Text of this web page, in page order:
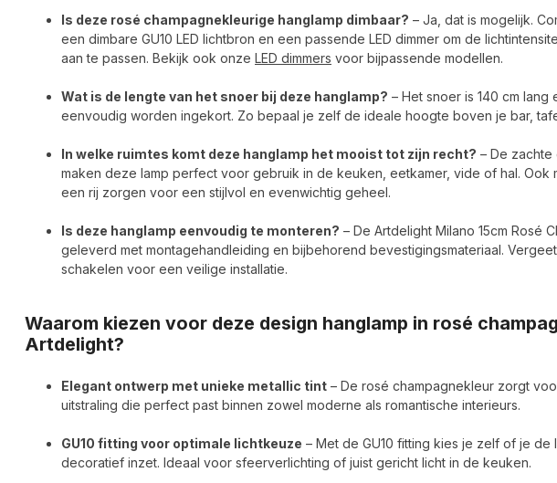
Is deze rosé champagnekleurige hanglamp dimbaar? – Ja, dat is mogelijk.
een dimbare GU10 LED lichtbron en een passende LED dimmer om de
aan te passen. Bekijk ook onze LED dimmers voor bijpassende modellen.
Wat is de lengte van het snoer bij deze hanglamp? – Het snoer is 140 cm lang
eenvoudig worden ingekort. Zo bepaal je zelf de ideale hoogte boven je bar,
In welke ruimtes komt deze hanglamp het mooist tot zijn recht? – De
maken deze lamp perfect voor gebruik in de keuken, eetkamer, vide of hal. Ook
een rij zorgen voor een stijlvol en evenwichtig geheel.
Is deze hanglamp eenvoudig te monteren? – De Artdelight Milano 15cm Rosé
geleverd met montagehandleiding en bijbehorend bevestigingsmateriaal.
schakelen voor een veilige installatie.
Waarom kiezen voor deze design hanglamp in rosé
Artdelight?
Elegant ontwerp met unieke metallic tint – De rosé champagnekleur zorgt
uitstraling die perfect past binnen zowel moderne als romantische interieurs.
GU10 fitting voor optimale lichtkeuze – Met de GU10 fitting kies je zelf of je de
decoratief inzet. Ideaal voor sfeerverlichting of juist gericht licht in de keuken.